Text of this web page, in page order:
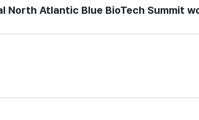
North Atlantic Blue BioTech